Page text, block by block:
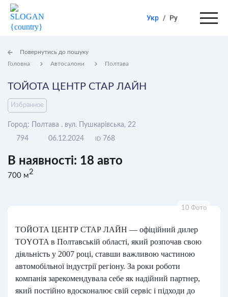
Укр / Ру
Головна Автосалони Полтава
Повернутись до пошуку
ТОЙОТА ЦЕНТР СТАР ЛАЙН
Избранное
Город: Полтава . вул. Пушкарівська, 22
794
06.12.2024 ID 768
В наявності: 18 авто
700 м2
10 Фото
ТОЙОТА ЦЕНТР СТАР ЛАЙН — офіційний дилер
TOYOTA в Полтавській області, який розпочав свою
діяльність у 2007 році, ставши важливою частиною
автомобільної індустрії регіону. За роки роботи
компанія зарекомендувала себе як надійний партнер,
який постійно вдосконалює свій сервіс і підходи до